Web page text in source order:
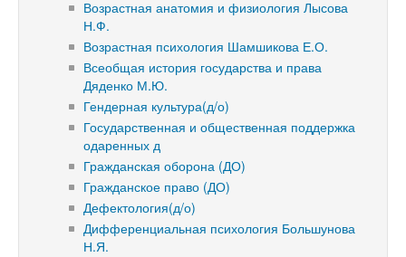
Возрастная анатомия и физиология Лысова
Н.Ф.
Возрастная психология Шамшикова Е.О.
Всеобщая история государства и права
Дяденко М.Ю.
Гендерная культура(д/о)
Государственная и общественная поддержка
одаренных д
Гражданская оборона (ДО)
Гражданское право (ДО)
Дефектология(д/о)
Дифференциальная психология Большунова
Н.Я.